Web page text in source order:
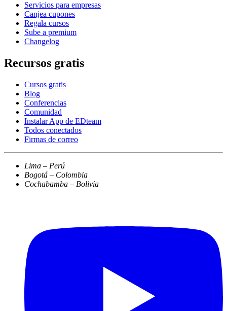
Servicios para empresas
Canjea cupones
Regala cursos
Sube a premium
Changelog
Recursos gratis
Cursos gratis
Blog
Conferencias
Comunidad
Instalar App de EDteam
Todos conectados
Firmas de correo
Lima – Perú
Bogotá – Colombia
Cochabamba – Bolivia